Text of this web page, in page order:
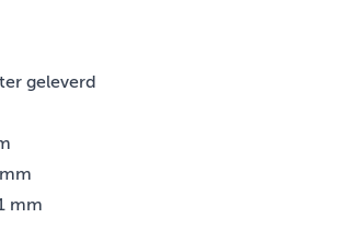
geleverd
mm